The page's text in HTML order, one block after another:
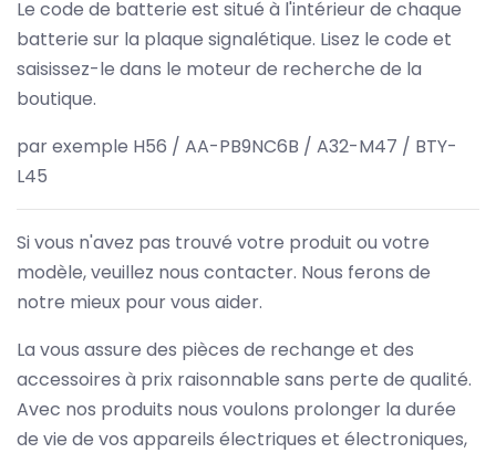
Le code de batterie est situé à l'intérieur de chaque
batterie sur la plaque signalétique. Lisez le code et
saisissez-le dans le moteur de recherche de la
boutique.
par exemple H56 / AA-PB9NC6B / A32-M47 / BTY-
L45
Si vous n'avez pas trouvé votre produit ou votre
modèle, veuillez nous contacter. Nous ferons de
notre mieux pour vous aider.
La vous assure des pièces de rechange et des
accessoires à prix raisonnable sans perte de qualité.
Avec nos produits nous voulons prolonger la durée
de vie de vos appareils électriques et électroniques,